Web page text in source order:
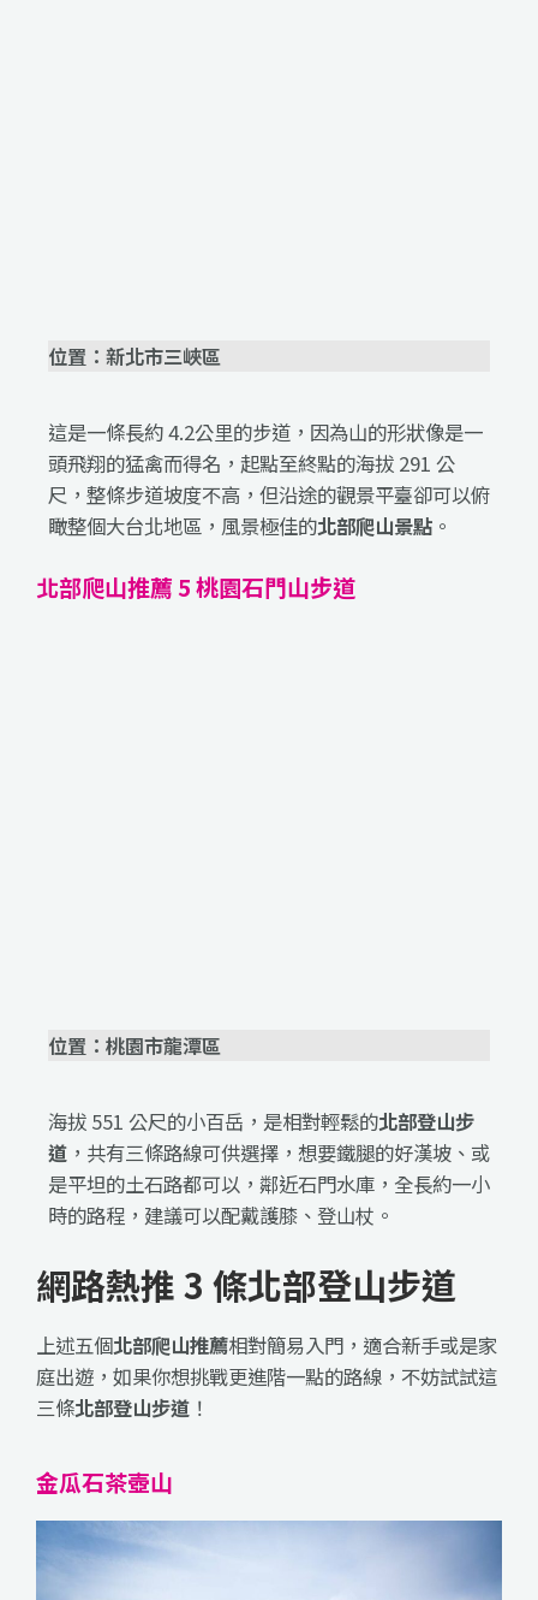
位置：新北市三峽區
這是一條長約 4.2公里的步道，因為山的形狀像是一
頭飛翔的猛禽而得名，起點至終點的海拔 291 公
尺，整條步道坡度不高，但沿途的觀景平臺卻可以俯
瞰整個大台北地區，風景極佳的北部爬山景點 。
北部爬山推薦 5 桃園石門山步道
位置：桃園市龍潭區
海拔 551 公尺的小百岳，是相對輕鬆的北部登山步
道 ，共有三條路線可供選擇，想要鐵腿的好漢坡、或
是平坦的土石路都可以，鄰近石門水庫，全長約一小
時的路程，建議可以配戴護膝、登山杖。
網路熱推 3 條北部登山步道
上述五個北部爬山推薦相對簡易入門，適合新手或是家
庭出遊，如果你想挑戰更進階一點的路線，不妨試試這
三條北部登山步道 ！
金瓜石茶壺山